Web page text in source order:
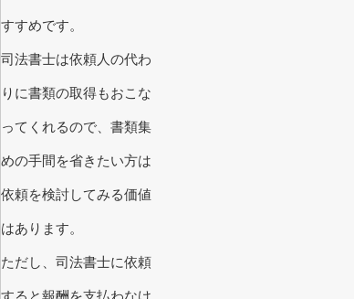
すすめです。
司法書士は依頼人の代わ
りに書類の取得もおこな
ってくれるので、書類集
めの手間を省きたい方は
依頼を検討してみる価値
はあります。
ただし、司法書士に依頼